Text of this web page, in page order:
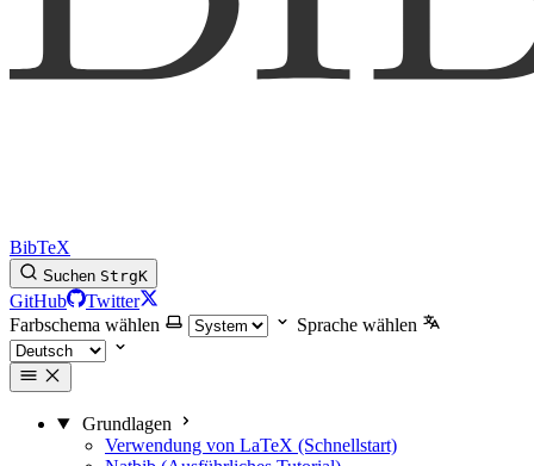
BibTeX
Suchen StrgK
GitHub
Twitter
Farbschema wählen
Sprache wählen
Grundlagen
Verwendung von LaTeX (Schnellstart)